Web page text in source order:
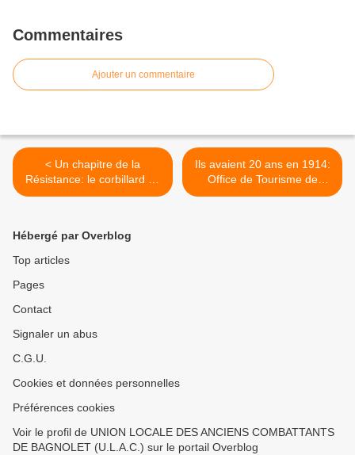
Commentaires
Ajouter un commentaire
< Un chapitre de la
Résistance: le corbillard de
Vierzon (1/2)
Ils avaient 20 ans en 1914:
Office de Tourisme de
Châteaubriant. >
Hébergé par Overblog
Top articles
Pages
Contact
Signaler un abus
C.G.U.
Cookies et données personnelles
Préférences cookies
Voir le profil de UNION LOCALE DES ANCIENS COMBATTANTS
DE BAGNOLET (U.L.A.C.) sur le portail Overblog